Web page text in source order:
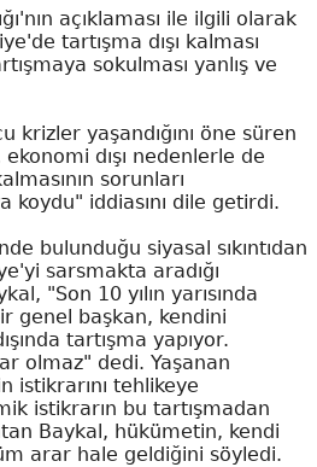
açıklaması ile ilgili olarak
tartışma dışı kalması
sokulması yanlış ve
krizler yaşandığını öne süren
dışı nedenlerle de
sorunları
koydu" iddiasını dile getirdi.
bulunduğu siyasal sıkıntıdan
sarsmakta aradığı
"Son 10 yılın yarısında
genel başkan, kendini
tartışma yapıyor.
olmaz" dedi. Yaşanan
istikrarını tehlikeye
istikrarın bu tartışmadan
Baykal, hükümetin, kendi
arar hale geldiğini söyledi.